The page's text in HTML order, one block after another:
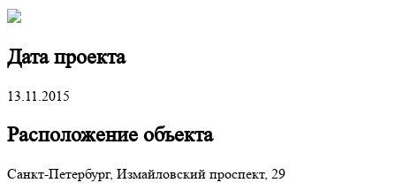
Дата проекта
13.11.2015
Расположение объекта
Санкт-Петербург, Измайловский проспект, 29